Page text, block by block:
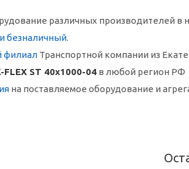
различных производителей в
безналичный.
филиал Транспортной компании из
FLEX ST 40х1000-04 в любой регион РФ
на поставляемое оборудование и